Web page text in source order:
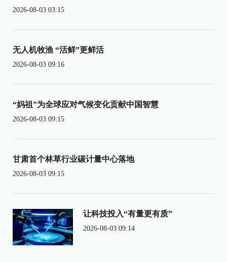
2026-08-03 03:15
无人机牧渔 “活鲜”更鲜活
2026-08-03 09:16
“妈祖”为全球应对气候变化贡献中国智慧
2026-08-03 09:15
甘肃首个林草行业碳计量中心落地
2026-08-03 09:15
让科技投入“有量更有质”
2026-08-03 09:14